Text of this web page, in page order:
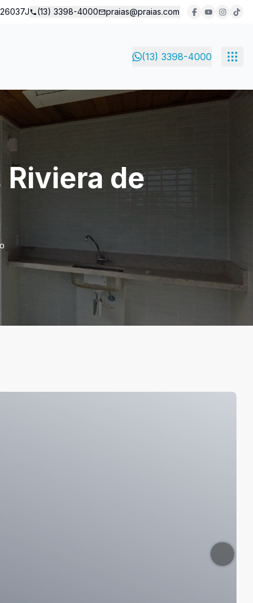
26037J (13) 3398-4000 praias@praias.com
(13) 3398-4000
de